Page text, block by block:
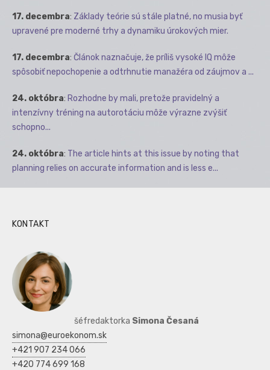
17. decembra: Základy teórie sú stále platné, no musia byť
upravené pre moderné trhy a dynamiku úrokových mier.
17. decembra: Článok naznačuje, že príliš vysoké IQ môže
spôsobiť nepochopenie a odtrhnutie manažéra od záujmov a ...
24. októbra: Rozhodne by mali, pretože pravidelný a
intenzívny tréning na autorotáciu môže výrazne zvýšiť
schopno...
24. októbra: The article hints at this issue by noting that
planning relies on accurate information and is less e...
KONTAKT
šéfredaktorka Simona Česaná
simona@euroekonom.sk
+421 907 234 066
+420 774 699 168